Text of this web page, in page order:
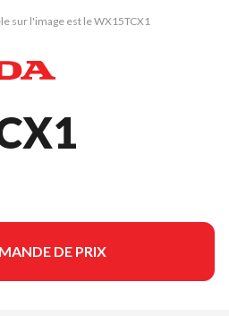
sur l'image est le WX15TCX1
DE PRIX